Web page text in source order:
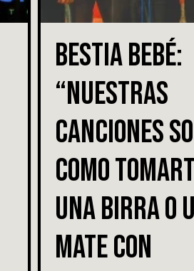
BESTIA BEBÉ:
“NUESTRAS
CANCIONES
COMO
UNA BIRRA O
MATE CON